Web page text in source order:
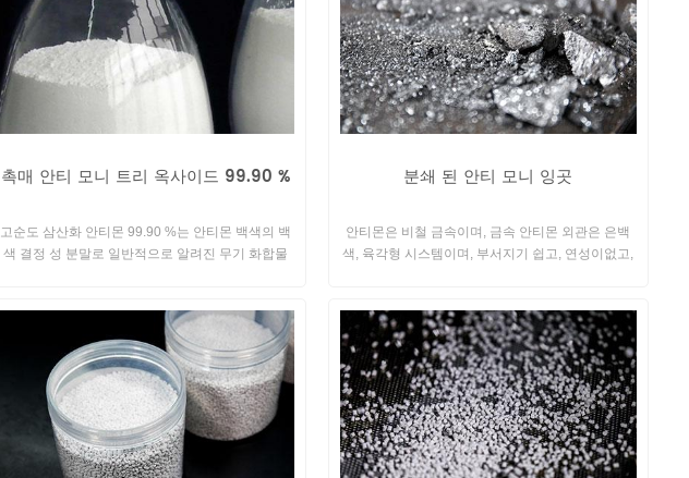
촉매 안티 모니 트리 옥사이드 99.90 %
고순도 삼산화 안티몬 99.90 %는 안티몬 백색의 백
색 결정 성 분말로 일반적으로 알려진 무기 화합물
분쇄 된 안티 모니 잉곳
안티몬은 비철 금속이며, 금속 안티몬 외관은 은백
색, 육각형 시스템이며, 부서지기 쉽고, 연성이없고,
지 않습니다.